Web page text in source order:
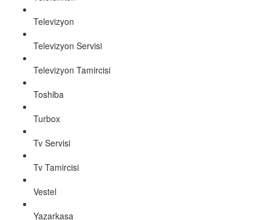
Televizyon
Televizyon Servisi
Televizyon Tamircisi
Toshiba
Turbox
Tv Servisi
Tv Tamircisi
Vestel
Yazarkasa